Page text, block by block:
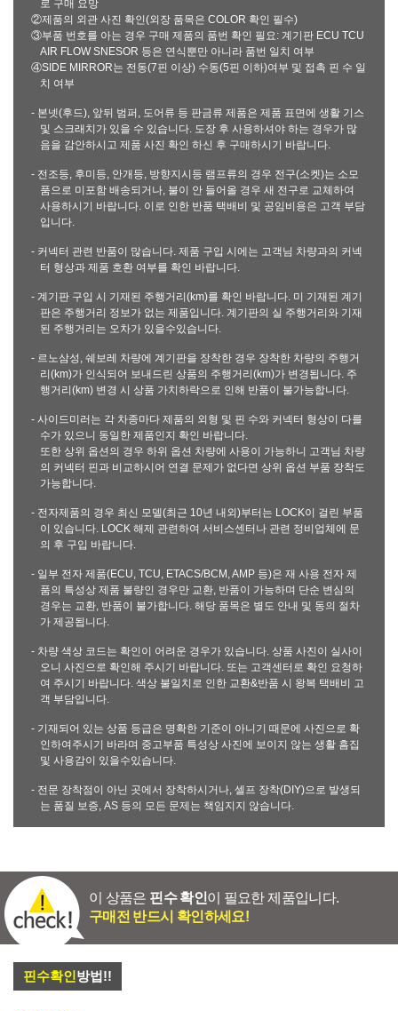
로 구매 요망
②제품의 외관 사진 확인(외장 품목은 COLOR 확인 필수)
③부품 번호를 아는 경우 구매 제품의 품번 확인 필요: 계기판 ECU TCU
AIR FLOW SNESOR 등은 연식뿐만 아니라 품번 일치 여부
④SIDE MIRROR는 전동(7핀 이상) 수동(5핀 이하)여부 및 접촉 핀 수 일
치 여부
- 본넷(후드), 앞뒤 범퍼, 도어류 등 판금류 제품은 제품 표면에 생활 기스
및 스크래치가 있을 수 있습니다. 도장 후 사용하셔야 하는 경우가 많
음을 감안하시고 제품 사진 확인 하신 후 구매하시기 바랍니다.
- 전조등, 후미등, 안개등, 방향지시등 램프류의 경우 전구(소켓)는 소모
품으로 미포함 배송되거나, 불이 안 들어올 경우 새 전구로 교체하여
사용하시기 바랍니다. 이로 인한 반품 택배비 및 공임비용은 고객 부담
입니다.
- 커넥터 관련 반품이 많습니다. 제품 구입 시에는 고객님 차량과의 커넥
터 형상과 제품 호환 여부를 확인 바랍니다.
- 계기판 구입 시 기재된 주행거리(km)를 확인 바랍니다. 미 기재된 계기
판은 주행거리 정보가 없는 제품입니다. 계기판의 실 주행거리와 기재
된 주행거리는 오차가 있을수있습니다.
- 르노삼성, 쉐보레 차량에 계기판을 장착한 경우 장착한 차량의 주행거
리(km)가 인식되어 보내드린 상품의 주행거리(km)가 변경됩니다. 주
행거리(km) 변경 시 상품 가치하락으로 인해 반품이 불가능합니다.
- 사이드미러는 각 차종마다 제품의 외형 및 핀 수와 커넥터 형상이 다를
수가 있으니 동일한 제품인지 확인 바랍니다.
또한 상위 옵션의 경우 하위 옵션 차량에 사용이 가능하니 고객님 차량
의 커넥터 핀과 비교하시어 연결 문제가 없다면 상위 옵션 부품 장착도
가능합니다.
- 전자제품의 경우 최신 모델(최근 10년 내외)부터는 LOCK이 걸린 부품
이 있습니다. LOCK 해제 관련하여 서비스센터나 관련 정비업체에 문
의 후 구입 바랍니다.
- 일부 전자 제품(ECU, TCU, ETACS/BCM, AMP 등)은 재 사용 전자 제
품의 특성상 제품 불량인 경우만 교환, 반품이 가능하며 단순 변심의
경우는 교환, 반품이 불가합니다. 해당 품목은 별도 안내 및 동의 절차
가 제공됩니다.
- 차량 색상 코드는 확인이 어려운 경우가 있습니다. 상품 사진이 실사이
오니 사진으로 확인해 주시기 바랍니다. 또는 고객센터로 확인 요청하
여 주시기 바랍니다. 색상 불일치로 인한 교환&반품 시 왕복 택배비 고
객 부담입니다.
- 기재되어 있는 상품 등급은 명확한 기준이 아니기 때문에 사진으로 확
인하여주시기 바라며 중고부품 특성상 사진에 보이지 않는 생활 흠집
및 사용감이 있을수있습니다.
- 전문 장착점이 아닌 곳에서 장착하시거나, 셀프 장착(DIY)으로 발생되
는 품질 보증, AS 등의 모든 문제는 책임지지 않습니다.
이 상품은 핀수 확인이 필요한 제품입니다.
구매전 반드시 확인하세요!
핀수확인방법!!